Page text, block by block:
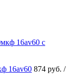
16av60 874 руб. /